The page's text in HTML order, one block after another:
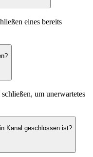
eines bereits
um unerwartetes
Kanal geschlossen ist?